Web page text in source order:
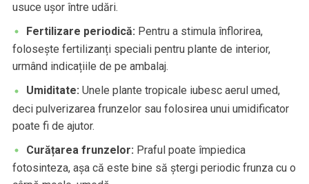
usuce ușor între udări.
Fertilizare periodică: Pentru a stimula înflorirea,
folosește fertilizanți speciali pentru plante de interior,
urmând indicațiile de pe ambalaj.
Umiditate: Unele plante tropicale iubesc aerul umed,
deci pulverizarea frunzelor sau folosirea unui umidificator
poate fi de ajutor.
Curățarea frunzelor: Praful poate împiedica
fotosinteza, așa că este bine să ștergi periodic frunza cu o